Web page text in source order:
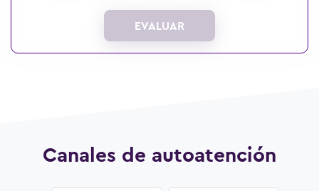
EVALUAR
Canales de autoatención